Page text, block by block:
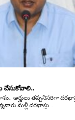
చేసుకోవాలి..
తప్పనిసరిగా దరఖాస్తు
మళ్లీ దరఖాస్తు...